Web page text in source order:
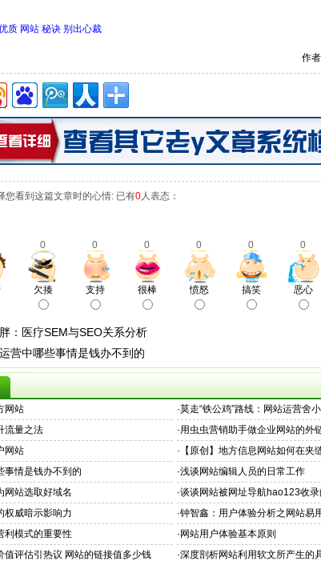
质 网站 秘诀 别出心裁
作
您看到这篇文章时的心情: 已有0人表态：
0 0 0 0 0 0
欠揍 支持 很棒 愤怒 搞笑 恶心
：医疗SEM与SEO关系分析
营中哪些事情是钱办不到的
网站 ·莫走“铁公鸡”路线：网站运营舍
流量之法 ·用虫虫营销助手做企业网站的外
网站 · 【原创】地方信息网站如何在夹
事情是钱办不到的 ·浅谈网站编辑人员的日常工作
网站选取好域名 ·谈谈网站被网址导航hao123收录
权威暗示影响力 ·钟智鑫：用户体验分析之网站易
利模式的重要性 · 网站用户体验基本原则
值评估引热议 网站的链接值多少钱 ·深度剖析网站利用软文所产生的